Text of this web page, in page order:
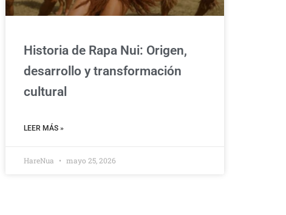
Historia de Rapa Nui: Origen,
desarrollo y transformación
cultural
LEER MÁS »
HareNua mayo 25, 2026